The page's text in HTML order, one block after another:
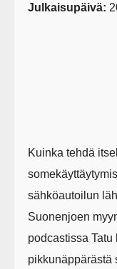
Julkaisupäivä:
Kuinka tehdä
sähköautoilun
Suonenjoen
podcastissa
pikkunäppärästä